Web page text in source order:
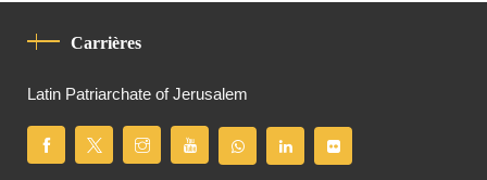
Carrières
Latin Patriarchate of Jerusalem